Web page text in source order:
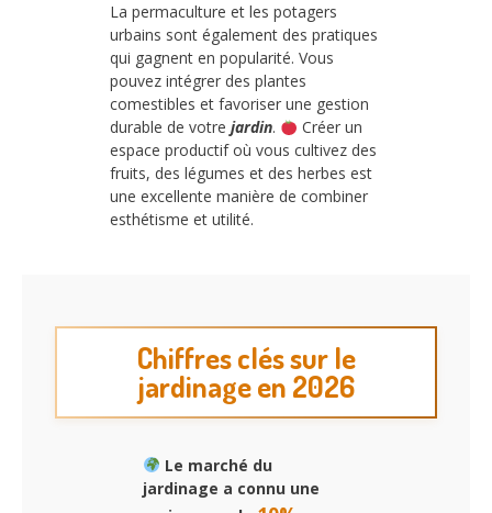
La permaculture et les potagers
urbains sont également des pratiques
qui gagnent en popularité. Vous
pouvez intégrer des plantes
comestibles et favoriser une gestion
durable de votre jardin.
Créer un
espace productif où vous cultivez des
fruits, des légumes et des herbes est
une excellente manière de combiner
esthétisme et utilité.
Chiffres clés sur le
jardinage en 2026
Le marché du
jardinage a connu une